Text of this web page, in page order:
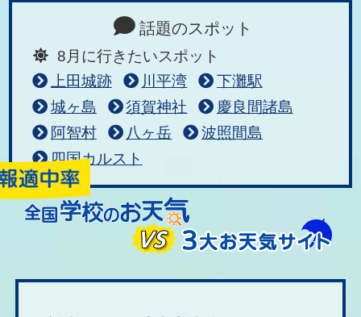
話題のスポット
8月に行きたいスポット
上田城跡
川平湾
下灘駅
城ヶ島
須賀神社
慶良間諸島
阿智村
八ヶ岳
波照間島
四国カルスト